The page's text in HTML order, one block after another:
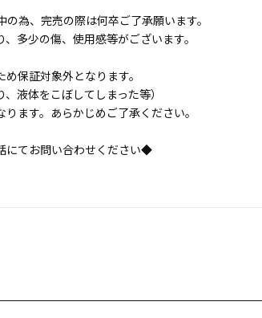
為、完売の際は何卒ご了承願います。
多少の傷、使用感等がございます。
保証対象外となります。
液体をこぼしてしまった等）
ます。あらかじめご了承ください。
にてお問い合わせください◆